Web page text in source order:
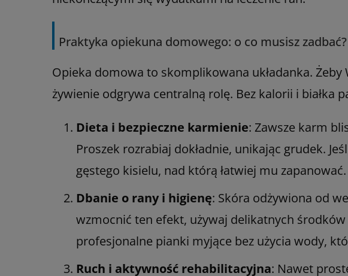
Praktyka opiekuna domowego: o co musisz zadbać?
Opieka domowa to skomplikowana układanka.
żywienie odgrywa centralną rolę. Bez kalorii i białka
Dieta i bezpieczne karmienie: Zawsze karm
Proszek rozrabiaj dokładnie, unikając grudek.
gęstego kisielu, nad którą łatwiej mu zapanować.
Dbanie o rany i higienę: Skóra odżywiona od
wzmocnić ten efekt, używaj delikatnych środków
profesjonalne pianki myjące bez użycia wody,
Ruch i aktywność rehabilitacyjna: Nawet